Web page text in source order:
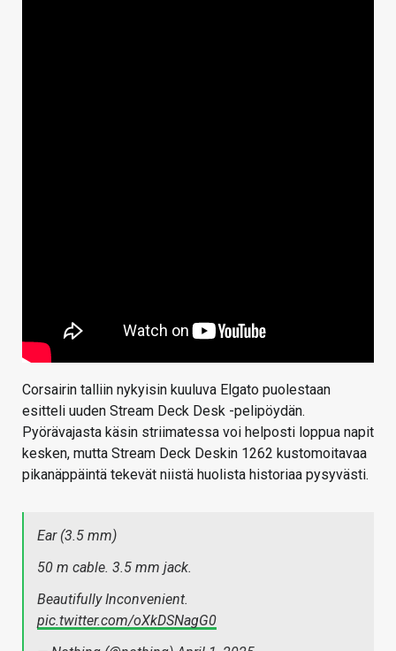
Corsairin talliin nykyisin kuuluva Elgato puolestaan
esitteli uuden Stream Deck Desk -pelipöydän.
Pyörävajasta käsin striimatessa voi helposti loppua napit
kesken, mutta Stream Deck Deskin 1262 kustomoitavaa
pikanäppäintä tekevät niistä huolista historiaa pysyvästi.
Ear (3.5 mm)
50 m cable. 3.5 mm jack.
Beautifully Inconvenient.
pic.twitter.com/oXkDSNagG0